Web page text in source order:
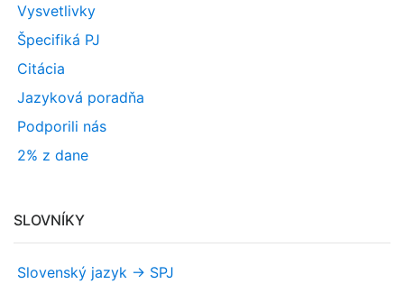
Vysvetlivky
Špecifiká PJ
Citácia
Jazyková poradňa
Podporili nás
2% z dane
SLOVNÍKY
Slovenský jazyk -> SPJ